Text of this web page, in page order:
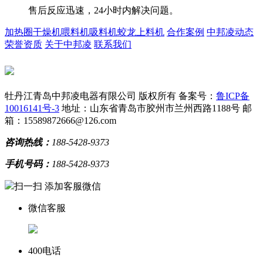
售后反应迅速，24小时内解决问题。
加热圈干燥机喂料机吸料机蛟龙上料机 合作案例 中邦凌动态
荣誉资质 关于中邦凌 联系我们
牡丹江青岛中邦凌电器有限公司 版权所有 备案号： 鲁ICP备
10016141号-3 地址：山东省青岛市胶州市兰州西路1188号 邮
箱：15589872666@126.com
咨询热线： 188-5428-9373
手机号码： 188-5428-9373
扫一扫 添加客服微信
微信客服
400电话